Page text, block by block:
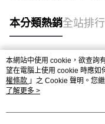
本分類熱銷全站排行
熱門標籤
本網站中使用 cookie，欲查詢
望在電腦上使用 cookie 時應如
權條款 」之 Cookie 聲明。您
用條款之 Cookie 聲明使用
了解更多 >